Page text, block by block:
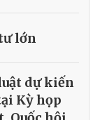
lớn
dự kiến
Kỳ họp